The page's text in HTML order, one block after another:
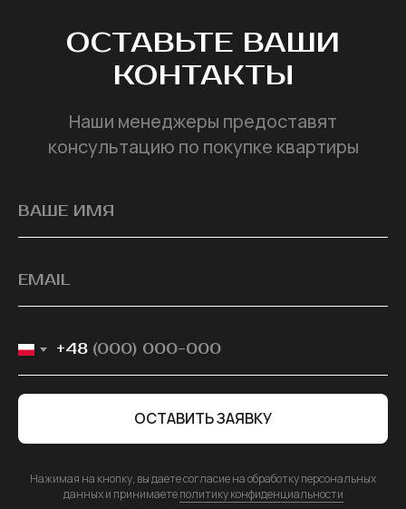
ОСТАВЬТЕ ВАШИ
КОНТАКТЫ
Наши менеджеры предоставят
консультацию по покупке квартиры
+48
ОСТАВИТЬ ЗАЯВКУ
Нажимая на кнопку, вы даете согласие на обработку персональных
данных и принимаетеполитику конфиденциальности